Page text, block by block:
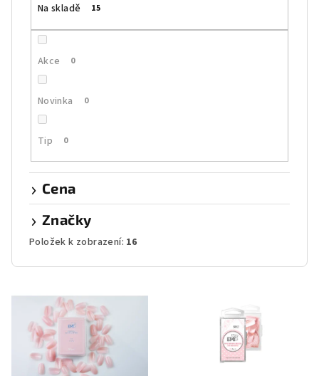
Na skladě 15
Akce 0
Novinka 0
Tip 0
Cena
Značky
Položek k zobrazení: 16